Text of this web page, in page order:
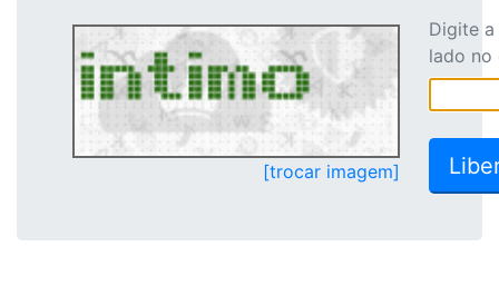
[trocar imagem]
Digite
lado no